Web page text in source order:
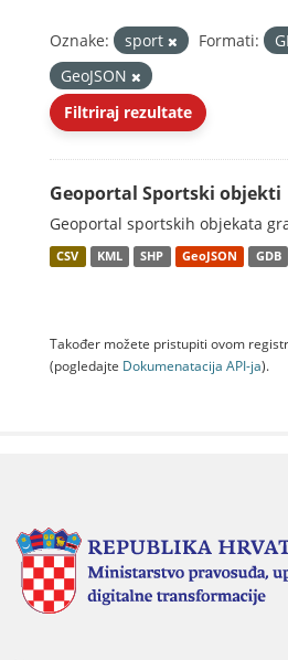
Oznake: sport Formati:
GeoJSON
Filtriraj rezultate
Geoportal Sportski objekti
Geoportal sportskih objekata
CSV KML SHP GeoJSON GDB
Također možete pristupiti ovom
(pogledajte Dokumenаtаcijа API-jа).